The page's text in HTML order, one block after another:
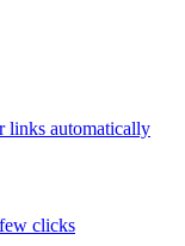
links automatically
clicks